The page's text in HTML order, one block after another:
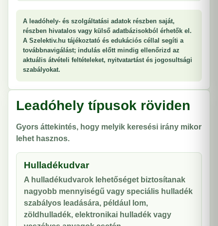
A leadóhely- és szolgáltatási adatok részben saját,
részben hivatalos vagy külső adatbázisokból érhetők el.
A Szelektiv.hu tájékoztató és edukációs céllal segíti a
továbbnavigálást; indulás előtt mindig ellenőrizd az
aktuális átvételi feltételeket, nyitvatartást és jogosultsági
szabályokat.
Leadóhely típusok röviden
Gyors áttekintés, hogy melyik keresési irány mikor
lehet hasznos.
Hulladékudvar
A hulladékudvarok lehetőséget biztosítanak
nagyobb mennyiségű vagy speciális hulladék
szabályos leadására, például lom,
zöldhulladék, elektronikai hulladék vagy